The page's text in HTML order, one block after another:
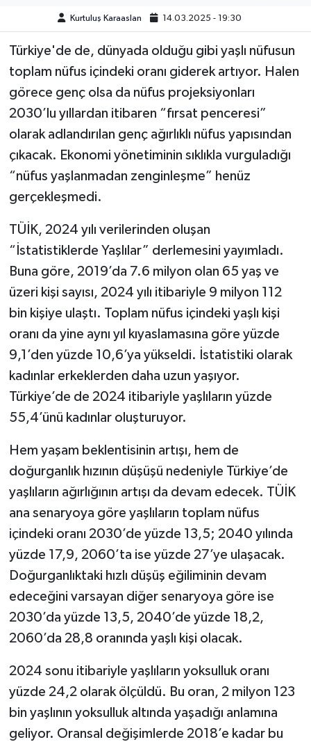
Kurtuluş Karaaslan 14.03.2025 - 19:30
Türkiye'de de, dünyada olduğu gibi yaşlı nüfusun
toplam nüfus içindeki oranı giderek artıyor. Halen
görece genç olsa da nüfus projeksiyonları
2030’lu yıllardan itibaren “fırsat penceresi”
olarak adlandırılan genç ağırlıklı nüfus yapısından
çıkacak. Ekonomi yönetiminin sıklıkla vurguladığı
“nüfus yaşlanmadan zenginleşme” henüz
gerçekleşmedi.
TÜİK, 2024 yılı verilerinden oluşan
“İstatistiklerde Yaşlılar” derlemesini yayımladı.
Buna göre, 2019’da 7.6 milyon olan 65 yaş ve
üzeri kişi sayısı, 2024 yılı itibariyle 9 milyon 112
bin kişiye ulaştı. Toplam nüfus içindeki yaşlı kişi
oranı da yine aynı yıl kıyaslamasına göre yüzde
9,1’den yüzde 10,6’ya yükseldi. İstatistiki olarak
kadınlar erkeklerden daha uzun yaşıyor.
Türkiye’de de 2024 itibariyle yaşlıların yüzde
55,4’ünü kadınlar oluşturuyor.
Hem yaşam beklentisinin artışı, hem de
doğurganlık hızının düşüşü nedeniyle Türkiye’de
yaşlıların ağırlığının artışı da devam edecek. TÜİK
ana senaryoya göre yaşlıların toplam nüfus
içindeki oranı 2030’de yüzde 13,5; 2040 yılında
yüzde 17,9, 2060’ta ise yüzde 27’ye ulaşacak.
Doğurganlıktaki hızlı düşüş eğiliminin devam
edeceğini varsayan diğer senaryoya göre ise
2030’da yüzde 13,5, 2040’de yüzde 18,2,
2060’da 28,8 oranında yaşlı kişi olacak.
2024 sonu itibariyle yaşlıların yoksulluk oranı
yüzde 24,2 olarak ölçüldü. Bu oran, 2 milyon 123
bin yaşlının yoksulluk altında yaşadığı anlamına
geliyor. Oransal değişimlerde 2018’e kadar bu
DÜNYA
TREND
MEDYA
TEKNOLOJİ
YAŞAM
KÜLTÜR SANAT